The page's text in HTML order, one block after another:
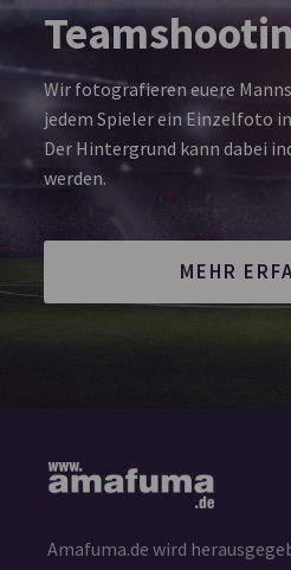
Wir fotografieren euere
jedem Spieler ein Einzelfoto
Der Hintergrund kann dabei
werden.
MEHR
Amafuma.de wird